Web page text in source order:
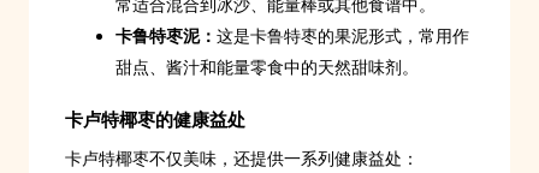
卡鲁特枣泥： 这是卡鲁特枣的果泥形式，常用作
甜点、酱汁和能量零食中的天然甜味剂。
卡卢特椰枣的健康益处
卡卢特椰枣不仅美味，还提供一系列健康益处：